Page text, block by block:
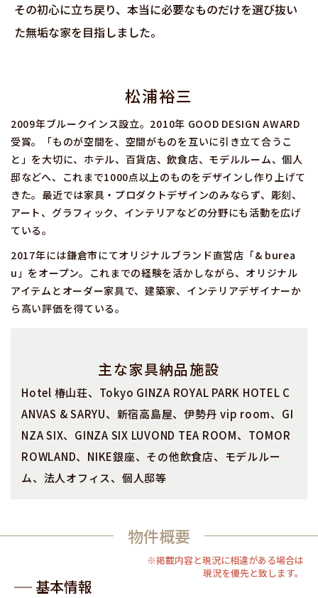
その初心に立ち戻り、本当に必要なものだけを選び抜い
た無垢な家を目指しました。
松浦裕三
2009年ブルークインス設立。2010年 GOOD DESIGN AWARD
受賞。「ものが空間を、空間がものを互いに引き立て合うこ
と」を大切に、ホテル、百貨店、飲食店、モデルルーム、個人
邸などへ、これまで1000点以上のものをデザインし作り上げて
きた。最近では家具・プロダクトデザインのみならず、彫刻、
アート、グラフィック、インテリアなどの分野にも活動を広げ
ている。
2017年には鎌倉市にてオリジナルブランド直営店「& burea
u」をオープン。これまでの経験を活かしながら、オリジナル
アイテムとオーダー家具で、建築家、インテリアデザイナーか
ら高い評価を得ている。
主な家具納品施設
Hotel 椿山荘、Tokyo GINZA ROYAL PARK HOTEL C
ANVAS & SARYU、新宿高島屋、伊勢丹 vip room、GI
NZA SIX、GINZA SIX LUVOND TEA ROOM、TOMOR
ROWLAND、NIKE銀座、その他飲食店、モデルルー
ム、法人オフィス、個人邸等
物件概要
※掲載内容と現況に相違がある場合は
現況を優先と致します。
基本情報